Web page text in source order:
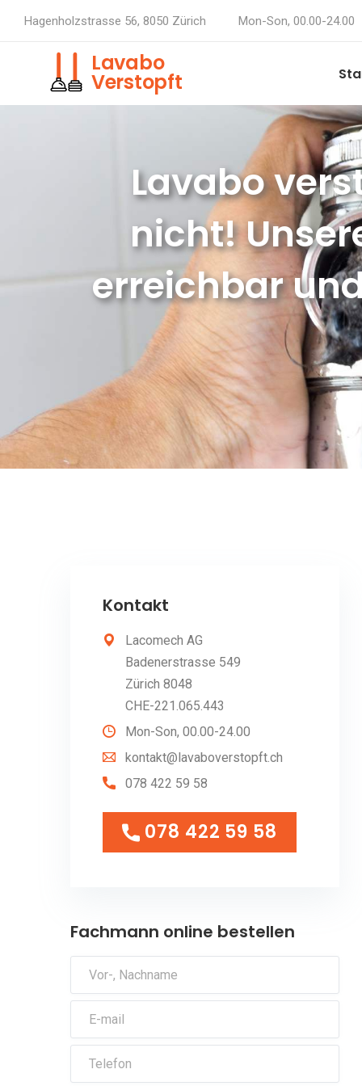
Hagenholzstrasse 56, 8050 Zürich Mon-Son, 00.00-24.00
Lavabo
Verstopft
Lavabo
nicht!
erreichbar
Kontakt
Lacomech AG
Badenerstrasse 549
Zürich 8048
CHE-221.065.443
Mon-Son, 00.00-24.00
kontakt@lavaboverstopft.ch
078 422 59 58
078 422 59 58
078 422 59 58
Fachmann online bestellen